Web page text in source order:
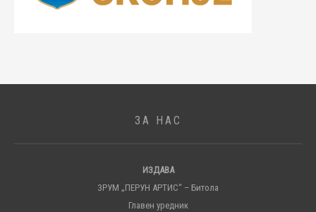
ЗА НАС
ИЗДАВА
ЗРУМ „ПЕРУН АРТИС“ – Битола
Главен уредник